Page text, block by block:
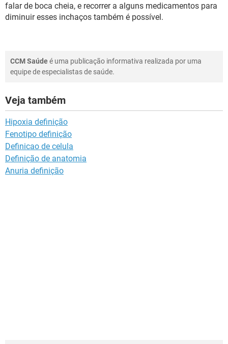
falar de boca cheia, e recorrer a alguns medicamentos para
diminuir esses inchaços também é possível.
CCM Saúdeé uma publicação informativa realizada por uma
equipe de especialistas de saúde.
Veja também
Hipoxia definição
Fenotipo definição
Definicao de celula
Definição de anatomia
Anuria definição